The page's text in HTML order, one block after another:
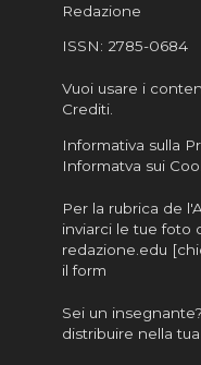
Redazione
ISSN: 2785-0684
Vuoi usare i
Crediti.
Informativa sulla
Informatva sui
Per la rubrica de
inviarci le tue foto
redazione.edu
il form
Sei un
distribuire nella tua